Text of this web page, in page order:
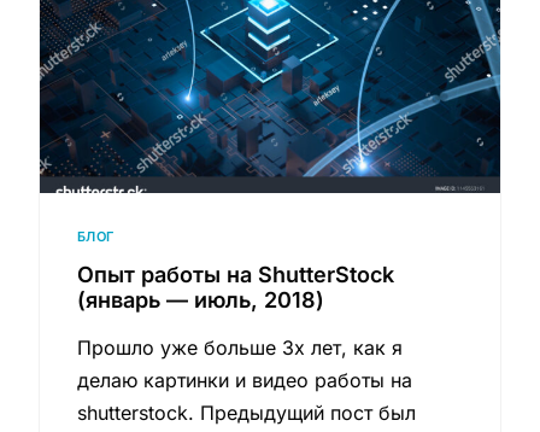
БЛОГ
Опыт работы на ShutterStock
(январь — июль, 2018)
Прошло уже больше 3х лет, как я
делаю картинки и видео работы на
shutterstock. Предыдущий пост был